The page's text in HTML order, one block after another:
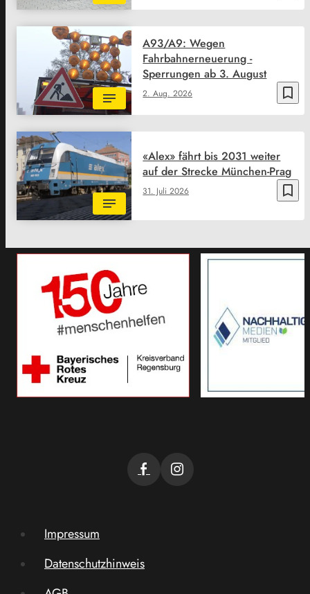
bookmark_border
2. Aug. 2026
A93/A9: Wegen
Fahrbahnerneuerung -
Sperrungen ab 3. August
bookmark_border
31. Juli 2026
«Alex» fährt bis 2031 weiter
auf der Strecke München-Prag
Impressum
Datenschutzhinweis